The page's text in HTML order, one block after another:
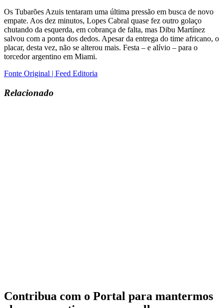
Os Tubarões Azuis tentaram uma última pressão em busca de novo
empate. Aos dez minutos, Lopes Cabral quase fez outro golaço
chutando da esquerda, em cobrança de falta, mas Dibu Martínez
salvou com a ponta dos dedos. Apesar da entrega do time africano, o
placar, desta vez, não se alterou mais. Festa – e alívio – para o
torcedor argentino em Miami.
Fonte Original | Feed Editoria
Relacionado
Contribua com o Portal para mantermos